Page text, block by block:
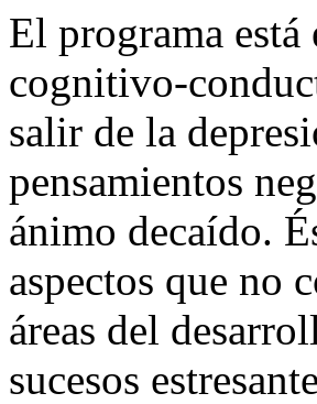
El programa
cognitivo-
salir de la
pensamientos
ánimo decaído.
aspectos que no
áreas del
sucesos